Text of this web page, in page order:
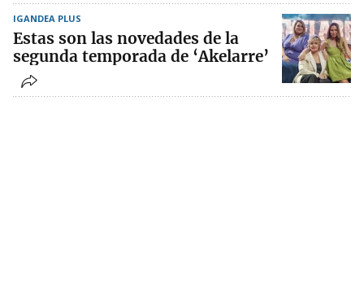
IGANDEA PLUS
Estas son las novedades de la
segunda temporada de ‘Akelarre’